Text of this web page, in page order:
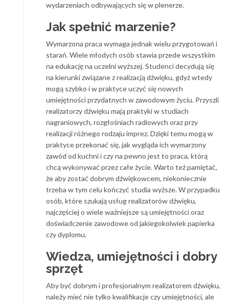
wydarzeniach odbywających się w plenerze.
Jak spełnić marzenie?
Wymarzona praca wymaga jednak wielu przygotowań i
starań. Wiele młodych osób stawia przede wszystkim
na edukację na uczelni wyższej. Studenci decydują się
na kierunki związane z realizacją dźwięku, gdyż wtedy
mogą szybko i w praktyce uczyć się nowych
umiejętności przydatnych w zawodowym życiu. Przyszli
realizatorzy dźwięku mają praktyki w studiach
nagraniowych, rozgłośniach radiowych oraz przy
realizacji różnego rodzaju imprez. Dzięki temu mogą w
praktyce przekonać się, jak wygląda ich wymarzony
zawód od kuchni i czy na pewno jest to praca, którą
chcą wykonywać przez całe życie. Warto też pamiętać,
że aby zostać dobrym dźwiękowcem, niekoniecznie
trzeba w tym celu kończyć studia wyższe. W przypadku
osób, które szukają usług realizatorów dźwięku,
najczęściej o wiele ważniejsze są umiejętności oraz
doświadczenie zawodowe od jakiegokolwiek papierka
czy dyplomu.
Wiedza, umiejętności i dobry
sprzęt
Aby być dobrym i profesjonalnym realizatorem dźwięku,
należy mieć nie tylko kwalifikacje czy umiejętności, ale